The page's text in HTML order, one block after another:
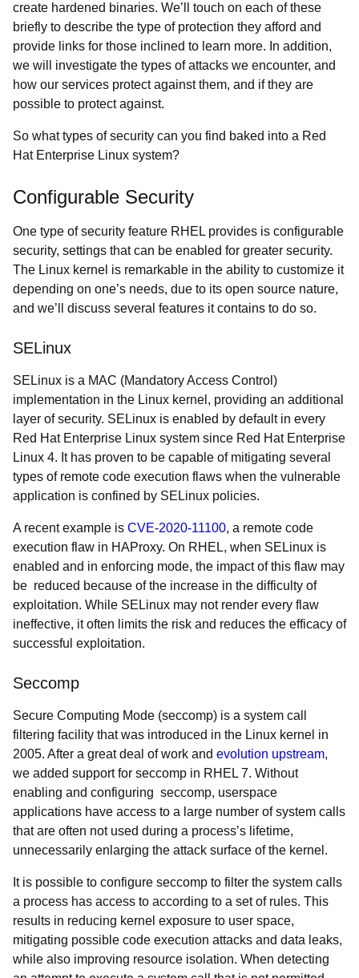
create hardened binaries. We’ll touch on each of these
briefly to describe the type of protection they afford and
provide links for those inclined to learn more. In addition,
we will investigate the types of attacks we encounter, and
how our services protect against them, and if they are
possible to protect against.
So what types of security can you find baked into a Red
Hat Enterprise Linux system?
Configurable Security
One type of security feature RHEL provides is configurable
security, settings that can be enabled for greater security.
The Linux kernel is remarkable in the ability to customize it
depending on one’s needs, due to its open source nature,
and we’ll discuss several features it contains to do so.
SELinux
SELinux is a MAC (Mandatory Access Control)
implementation in the Linux kernel, providing an additional
layer of security. SELinux is enabled by default in every
Red Hat Enterprise Linux system since Red Hat Enterprise
Linux 4. It has proven to be capable of mitigating several
types of remote code execution flaws when the vulnerable
application is confined by SELinux policies.
A recent example is CVE-2020-11100, a remote code
execution flaw in HAProxy. On RHEL, when SELinux is
enabled and in enforcing mode, the impact of this flaw may
be reduced because of the increase in the difficulty of
exploitation. While SELinux may not render every flaw
ineffective, it often limits the risk and reduces the efficacy of
successful exploitation.
Seccomp
Secure Computing Mode (seccomp) is a system call
filtering facility that was introduced in the Linux kernel in
2005. After a great deal of work and evolution upstream,
we added support for seccomp in RHEL 7. Without
enabling and configuring seccomp, userspace
applications have access to a large number of system calls
that are often not used during a process’s lifetime,
unnecessarily enlarging the attack surface of the kernel.
It is possible to configure seccomp to filter the system calls
a process has access to according to a set of rules. This
results in reducing kernel exposure to user space,
mitigating possible code execution attacks and data leaks,
while also improving resource isolation. When detecting